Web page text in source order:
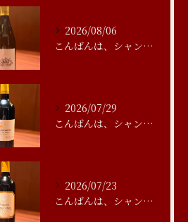
2026/08/06
こんばんは、シャンブルアスリール清水です
2026/07/29
こんばんは、シャンブルアスリール清水です
2026/07/23
こんばんは、シャンブルアスリール清水です